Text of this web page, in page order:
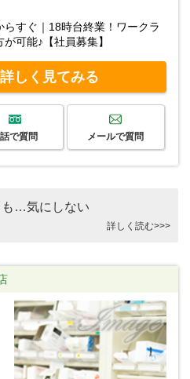
すぐ｜18時台終業！ワークラ
可能♪【社員募集】
しく見てみる
で質問 メールで質問
も…気にしない
詳しく読む>>>